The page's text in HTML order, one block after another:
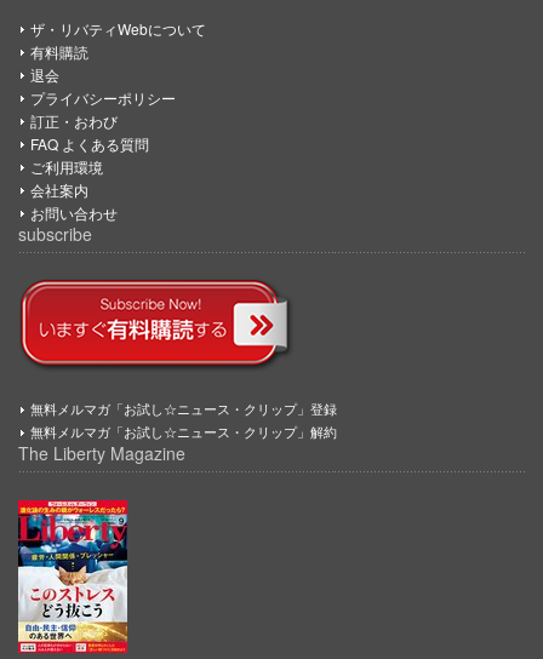
ザ・リバティWebについて
有料購読
退会
プライバシーポリシー
訂正・おわび
FAQ よくある質問
ご利用環境
会社案内
お問い合わせ
subscribe
無料メルマガ「お試し☆ニュース・クリップ」登録
無料メルマガ「お試し☆ニュース・クリップ」解約
The Liberty Magazine